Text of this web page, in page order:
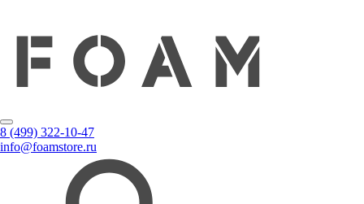
8 (499) 322-10-47
info@foamstore.ru